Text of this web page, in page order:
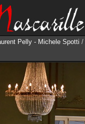
Pelly - Michele Spotti /